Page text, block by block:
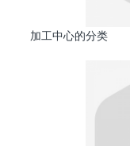
加工中心的分类